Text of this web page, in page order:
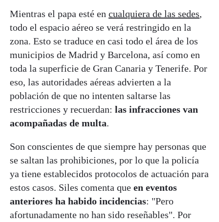
Mientras el papa esté en cualquiera de las sedes,
todo el espacio aéreo se verá restringido en la
zona. Esto se traduce en casi todo el área de los
municipios de Madrid y Barcelona, así como en
toda la superficie de Gran Canaria y Tenerife. Por
eso, las autoridades aéreas advierten a la
población de que no intenten saltarse las
restricciones y recuerdan: las infracciones van
acompañadas de multa.
Son conscientes de que siempre hay personas que
se saltan las prohibiciones, por lo que la policía
ya tiene establecidos protocolos de actuación para
estos casos. Siles comenta que en eventos
anteriores ha habido incidencias: "Pero
afortunadamente no han sido reseñables". Por